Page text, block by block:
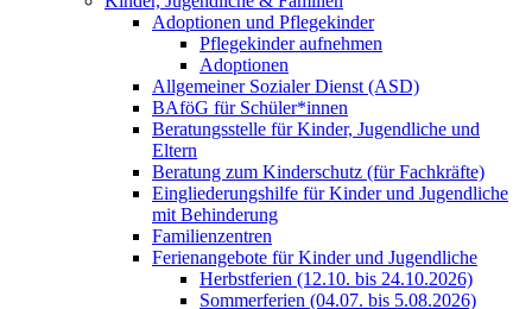
Adoptionen und Pflegekinder
Pflegekinder aufnehmen
Adoptionen
Allgemeiner Sozialer Dienst (ASD)
BAföG für Schüler*innen
Beratungsstelle für Kinder, Jugendliche und
Eltern
Beratung zum Kinderschutz (für Fachkräfte)
Eingliederungshilfe für Kinder und Jugendliche
mit Behinderung
Familienzentren
Ferienangebote für Kinder und Jugendliche
Herbstferien (12.10. bis 24.10.2026)
Sommerferien (04.07. bis 5.08.2026)